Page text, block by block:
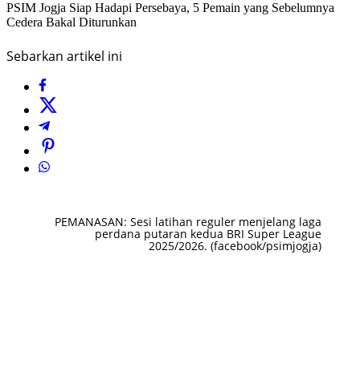
PSIM Jogja Siap Hadapi Persebaya, 5 Pemain yang Sebelumnya
Cedera Bakal Diturunkan
Sebarkan artikel ini
PEMANASAN: Sesi latihan reguler menjelang laga
perdana putaran kedua BRI Super League
2025/2026. (facebook/psimjogja)